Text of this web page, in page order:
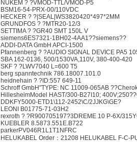
NUKEM ? ?VMOD-TTL/VMOD-P5
BSM16-54-PRX-00/110VDC
HECKER ? ?|SEAL|WS3820420*497*2MM
GRUNDFOS ? ?MTR20-12/3
SETTIMA ? ?GR40 SMT 150L V
siemens6ES7321-1BH02-4AA1??siemens??
ADDI-DATA GmbH APCI-1500
Pfannenberg ? ?AUDIO SIGNAL DEVICE PA5
SBA 162-0136, 500/1530VA,110V, 380-400-420
SKF ? ?LWV7040 L=600 T5
berg spanntechnik 786.18007.101.0
heidnehain ? ?ID:557 649-11
Schroff GmbH"TYPE: NC 11009-065AB
HillesheimModel HAST/300-B27I10;
DDKFY5000-ETD1\112-2452\C/2JJKG\GE?
LEONI B01775-71-03H2
rexroth ? ?R900705197?3DREME 10 P-6X/
KUEBLER 8.5873.551E.B722
parkerPV046R1L1T1NFRC
HELUKABEL Order：21208 HELUKABEL F-C-